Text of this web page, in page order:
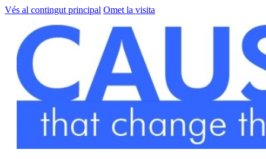
Vés al contingut principal Omet la visita